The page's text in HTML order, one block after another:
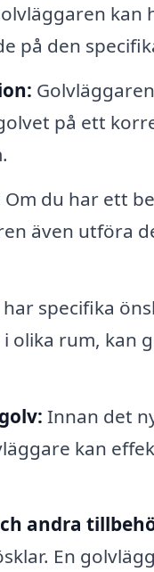
kan
på den
på ett
Om du har ett
även utföra
specifika
olika rum, kan
Innan det
kan
andra
En